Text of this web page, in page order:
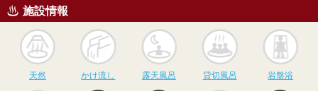
施設情報
天然
かけ流し
かけ流し
露天風呂
露天風呂
貸切風呂
貸切風呂 岩盤浴